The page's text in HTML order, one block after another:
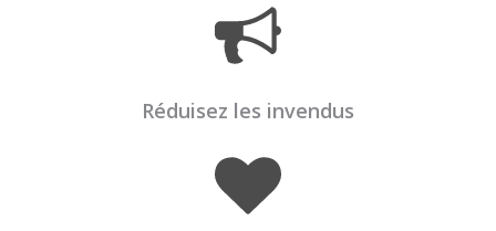
Réduisez les invendus